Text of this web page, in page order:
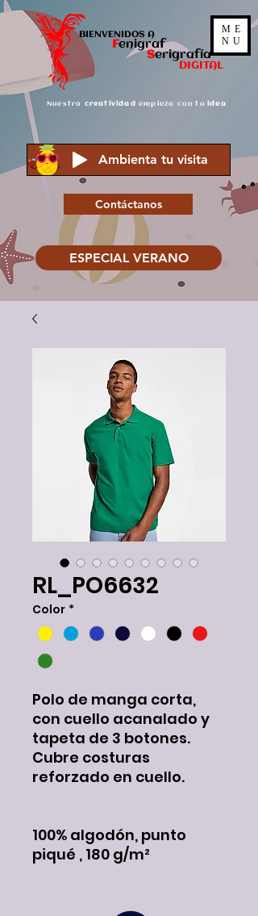
BIENVENIDOS A
Fenigraf
Serigrafía
DIGITAL
Nuestra creatividad empieza con tu idea
Ambienta tu visita
Contáctanos
ESPECIAL VERANO
ME
NU
RL_PO6632
Color *
Polo de manga corta,
con cuello acanalado y
tapeta de 3 botones.
Cubre costuras
reforzado en cuello.
100% algodón, punto
piqué , 180 g/m²